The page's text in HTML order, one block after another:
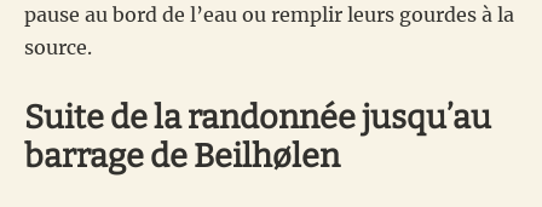
pause au bord de l’eau ou remplir leurs gourdes à la
source.
Suite de la randonnée jusqu’au
barrage de Beilhølen